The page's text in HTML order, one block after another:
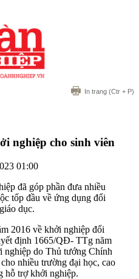
In trang (Ctr + P)
nghiệp cho sinh viên
01:00
đã góp phần đưa nhiều
tốp đầu về ứng dụng đổi
dục.
2016 về khởi nghiệp đổi
định 1665/QĐ- TTg năm
nghiệp do Thủ tướng Chính
nhiều trường đại học, cao
hỗ trợ khởi nghiệp.